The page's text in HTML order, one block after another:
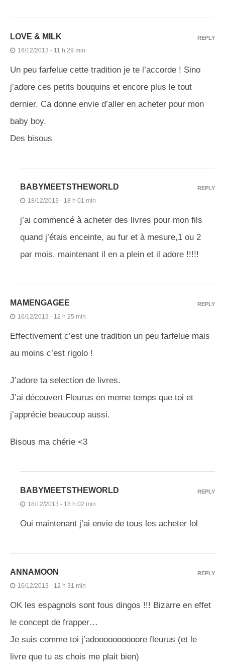
LOVE & MILK
16/12/2013 - 11 h 29 min
Un peu farfelue cette tradition je te l’accorde ! Sino
j’adore ces petits bouquins et encore plus le tout
dernier. Ca donne envie d’aller en acheter pour mon
baby boy.
Des bisous
REPLY
BABYMEETSTHEWORLD
18/12/2013 - 18 h 01 min
j’ai commencé à acheter des livres pour mon fils
quand j’étais enceinte, au fur et à mesure,1 ou 2
par mois, maintenant il en a plein et il adore !!!!!
REPLY
MAMENGAGEE
16/12/2013 - 12 h 25 min
Effectivement c’est une tradition un peu farfelue mais
au moins c’est rigolo !
J’adore ta selection de livres.
J’ai découvert Fleurus en meme temps que toi et
j’apprécie beaucoup aussi.
Bisous ma chérie <3
REPLY
BABYMEETSTHEWORLD
18/12/2013 - 18 h 02 min
Oui maintenant j’ai envie de tous les acheter lol
REPLY
ANNAMOON
16/12/2013 - 12 h 31 min
OK les espagnols sont fous dingos !!! Bizarre en effet
le concept de frapper…
Je suis comme toi j’adoooooooooore fleurus (et le
livre que tu as chois me plait bien)
REPLY